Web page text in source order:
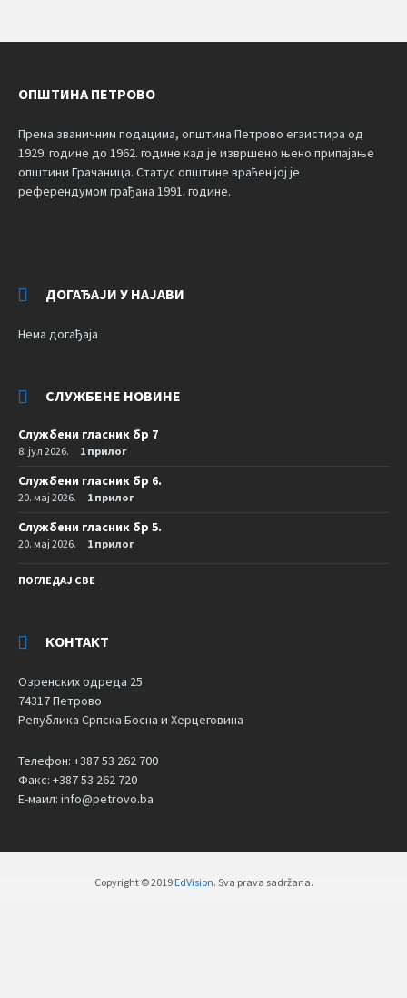
ОПШТИНА ПЕТРОВО
Према званичним подацима, општина Петрово егзистира од
1929. године до 1962. године кад је извршено њено припајање
општини Грачаница. Статус општине враћен јој је
референдумом грађана 1991. године.
ДОГАЂАЈИ У НАЈАВИ
Нема догађаја
СЛУЖБЕНЕ НОВИНЕ
Службени гласник бр 7
8. јул 2026. 1 прилог
Службени гласник бр 6.
20. мај 2026. 1 прилог
Службени гласник бр 5.
20. мај 2026. 1 прилог
ПОГЛЕДАЈ СВЕ
КОНТАКТ
Озренских одреда 25
74317 Петрово
Република Српска Босна и Херцеговина
Телефон: +387 53 262 700
Факс: +387 53 262 720
Е-маил: info@petrovo.ba
Copyright © 2019 EdVision. Sva prava sadržana.